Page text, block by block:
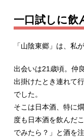
一口試しに飲
「山陰東郷」は、私
出会いは21歳頃。仲
出掛けたとき連れて
でした。
そこは日本酒、特に
度も日本酒を飲んだ
でみたら？」と酒を